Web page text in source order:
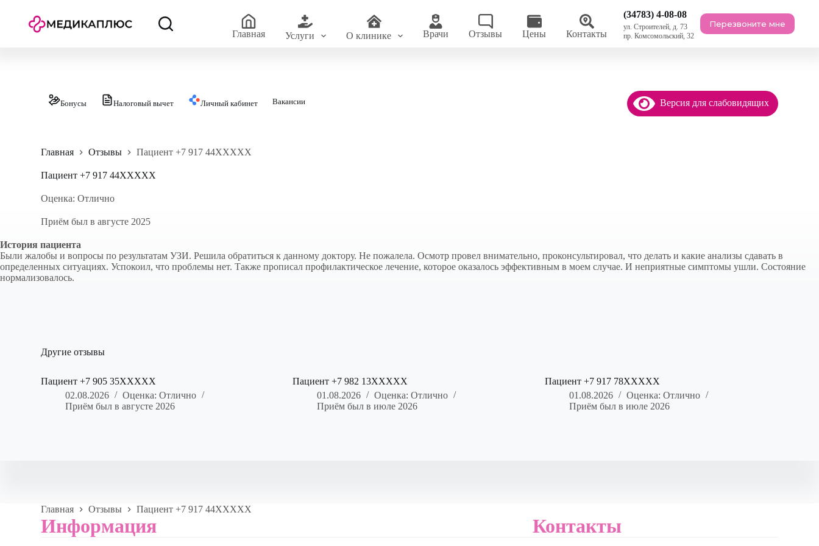
Главная Услуги О клинике Врачи Отзывы Цены Контакты
(34783) 4-08-08
ул. Строителей, д. 73
пр. Комсомольский, 32
Перезвоните мне
Бонусы Налоговый вычет Личный кабинет Вакансии Версия для слабовидящих
Главная Отзывы Пациент +7 917 44XXXXX
Пациент +7 917 44XXXXX
Оценка: Отлично
Приём был в августе 2025
История пациента
Были жалобы и вопросы по результатам УЗИ. Решила обратиться к данному доктору. Не пожалела. Осмотр провел внимательно, проконсультировал, что делать и какие анализы сдавать в
определенных ситуациях. Успокоил, что проблемы нет. Также прописал профилактическое лечение, которое оказалось эффективным в моем случае. И неприятные симптомы ушли. Состояние
нормализовалось.
Другие отзывы
Пациент +7 905 35XXXXX
02.08.2026
Оценка: Отлично
Приём был в августе 2026
Пациент +7 982 13XXXXX
01.08.2026
Оценка: Отлично
Приём был в июле 2026
Пациент +7 917 78XXXXX
01.08.2026
Оценка: Отлично
Приём был в июле 2026
Главная Отзывы Пациент +7 917 44XXXXX
Информация Контакты